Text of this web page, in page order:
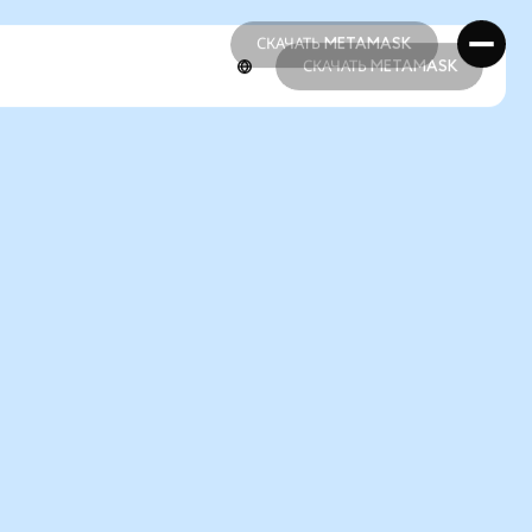
СКАЧАТЬ METAMASK
СКАЧАТЬ METAMASK
СКАЧАТЬ METAMASK